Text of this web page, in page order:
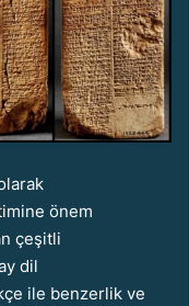
önem
çeşitli
dil
ile benzerlik ve